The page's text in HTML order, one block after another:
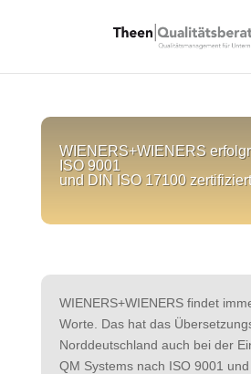
WIENERS+WIENERS
ISO 9001
und DIN ISO 17100
WIENERS+WIENERS findet
Worte. Das hat das
Norddeutschland auch bei der
QM Systems nach ISO 9001